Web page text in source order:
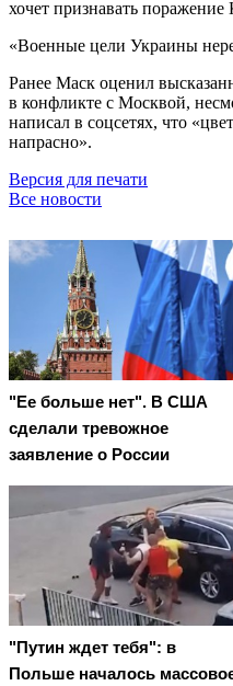
хочет признавать
«Военные цели Украины
Ранее Маск оценил
в конфликте с Москвой,
написал в соцсетях, что
напрасно».
Версия для печати
Все новости
"Ее больше нет". В США
сделали тревожное
заявление о России
"Путин ждет тебя": в
Польше началось